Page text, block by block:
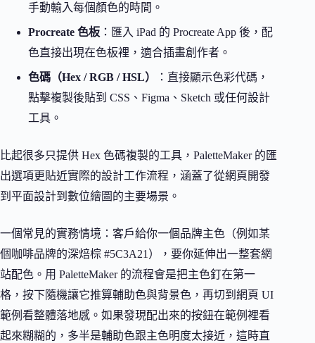
手動輸入每個顏色的時間。
Procreate 色板 ：匯入 iPad 的 Procreate App 後，配
色直接出現在色板裡，適合插畫創作者。
色碼（Hex / RGB / HSL）
：直接顯示色彩代碼，
點擊複製後貼到 CSS、Figma、Sketch 或任何設計
工具。
比起很多只提供 Hex 色碼複製的工具，PaletteMaker 的匯
出選項更貼近實際的設計工作流程，涵蓋了從網頁開發
到平面設計到數位繪圖的主要場景。
一個常見的實務情境：客戶給你一個品牌主色（例如某
個咖啡品牌的深焙棕 #5C3A21），要你延伸出一整套網
站配色。用 PaletteMaker 的流程會是把主色釘在第一
格，按下隨機讓它推算輔助色與背景色，再切到網頁 UI
範例看整體落地感。如果發現配出來的按鈕在範例裡看
起來糊糊的，多半是輔助色跟主色明度太接近，這時直